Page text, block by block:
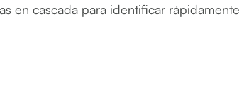
en cascada para identificar rápidamente